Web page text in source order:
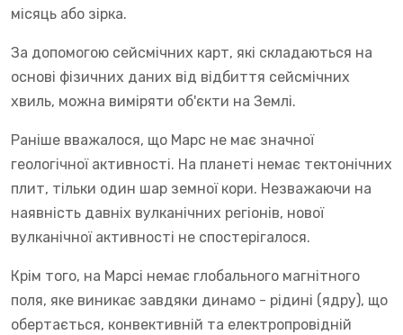
місяць або зірка.
За допомогою сейсмічних карт, які складаються на
основі фізичних даних від відбиття сейсмічних
хвиль, можна виміряти об'єкти на Землі.
Раніше вважалося, що Марс не має значної
геологічної активності. На планеті немає тектонічних
плит, тільки один шар земної кори. Незважаючи на
наявність давніх вулканічних регіонів, нової
вулканічної активності не спостерігалося.
Крім того, на Марсі немає глобального магнітного
поля, яке виникає завдяки динамо - рідині (ядру), що
обертається, конвективній та електропровідній